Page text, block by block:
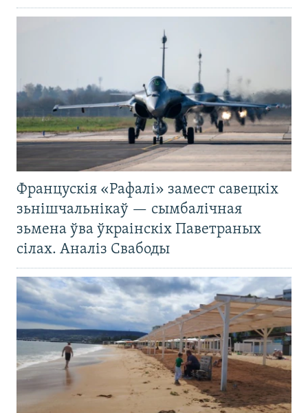
Францускія «Рафалі» замест савецкіх
зьнішчальнікаў — сымбалічная
зьмена ўва ўкраінскіх Паветраных
сілах. Аналіз Свабоды